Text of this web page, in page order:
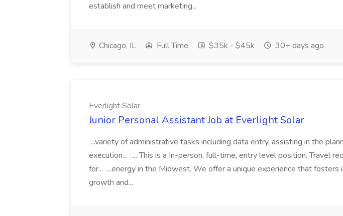
establish and meet marketing...
Chicago, IL Full Time $35k - $45k 30+ days ago
Everlight Solar
Junior Personal Assistant Job at Everlight Solar
...variety of administrative tasks including data entry, assisting in the
execution... .... This is a In-person, full-time, entry level position. Travel
for... ...energy in the Midwest. We offer a unique experience that fosters
growth and...